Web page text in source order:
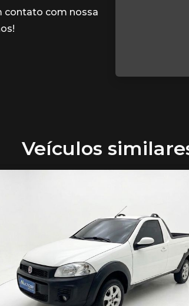
contato com nossa
Veículos